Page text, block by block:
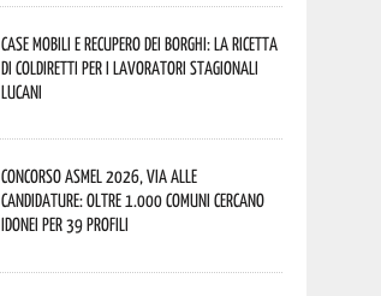
Case mobili e recupero dei borghi: la ricetta
di Coldiretti per i lavoratori stagionali
lucani
Concorso Asmel 2026, via alle
candidature: oltre 1.000 Comuni cercano
idonei per 39 profili